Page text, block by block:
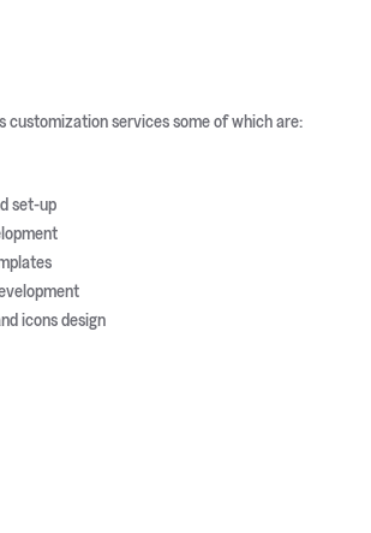
customization services some of which are:
set-up
icons design